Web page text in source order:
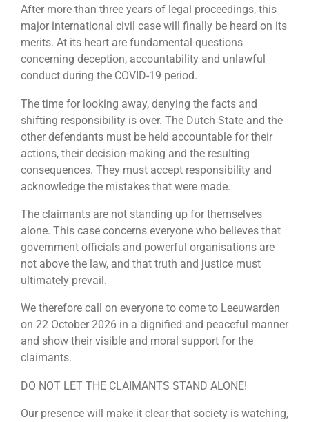
After more than three years of legal proceedings, this
major international civil case will finally be heard on its
merits. At its heart are fundamental questions
concerning deception, accountability and unlawful
conduct during the COVID-19 period.
The time for looking away, denying the facts and
shifting responsibility is over. The Dutch State and the
other defendants must be held accountable for their
actions, their decision-making and the resulting
consequences. They must accept responsibility and
acknowledge the mistakes that were made.
The claimants are not standing up for themselves
alone. This case concerns everyone who believes that
government officials and powerful organisations are
not above the law, and that truth and justice must
ultimately prevail.
We therefore call on everyone to come to Leeuwarden
on 22 October 2026 in a dignified and peaceful manner
and show their visible and moral support for the
claimants.
DO NOT LET THE CLAIMANTS STAND ALONE!
Our presence will make it clear that society is watching,